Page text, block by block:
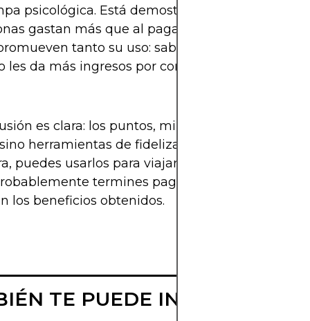
psicológica. Está demostrado que al pagar
gastan más que al pagar en efectivo. Por
tanto su uso: saben que ese
les da más ingresos por comisiones.
es clara: los puntos, millas y cashback no
herramientas de fidelización. Si tienes
puedes usarlos para viajar, comprar y ahorrar.
termines pagando más intereses
los beneficios obtenidos.
TE PUEDE INTERESAR